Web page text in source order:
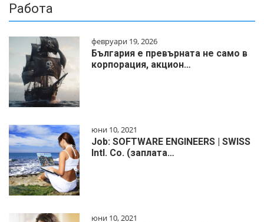
Работа
февруари 19, 2026
България е превърната не само в
корпорация, акцион…
юни 10, 2021
Job: SOFTWARE ENGINEERS | SWISS
Intl. Co. (заплата…
юни 10, 2021